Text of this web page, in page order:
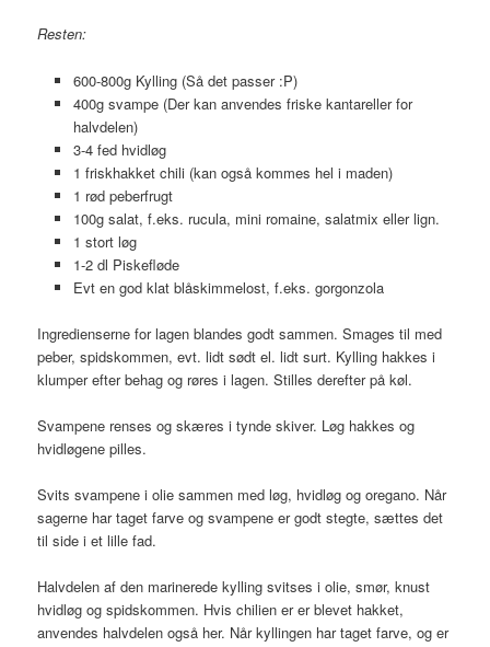
Resten:
600-800g Kylling (Så det passer :P)
400g svampe (Der kan anvendes friske kantareller for
halvdelen)
3-4 fed hvidløg
1 friskhakket chili (kan også kommes hel i maden)
1 rød peberfrugt
100g salat, f.eks. rucula, mini romaine, salatmix eller lign.
1 stort løg
1-2 dl Piskefløde
Evt en god klat blåskimmelost, f.eks. gorgonzola
Ingredienserne for lagen blandes godt sammen. Smages til med
peber, spidskommen, evt. lidt sødt el. lidt surt. Kylling hakkes i
klumper efter behag og røres i lagen. Stilles derefter på køl.
Svampene renses og skæres i tynde skiver. Løg hakkes og
hvidløgene pilles.
Svits svampene i olie sammen med løg, hvidløg og oregano. Når
sagerne har taget farve og svampene er godt stegte, sættes det
til side i et lille fad.
Halvdelen af den marinerede kylling svitses i olie, smør, knust
hvidløg og spidskommen. Hvis chilien er er blevet hakket,
anvendes halvdelen også her. Når kyllingen har taget farve, og er